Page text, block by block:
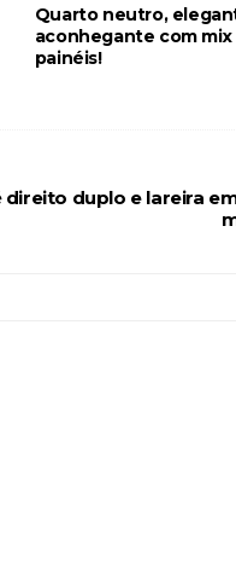
Quarto neutro,
aconhegante com mix
painéis!
direito duplo e lareira